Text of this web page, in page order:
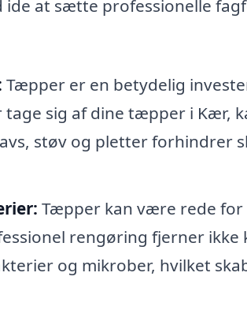
at sætte professionelle
Tæpper er en betydelig
sig af dine tæpper i Kær,
støv og pletter forhindrer
Tæpper kan være rede for
rengøring fjerner ikke
og mikrober, hvilket